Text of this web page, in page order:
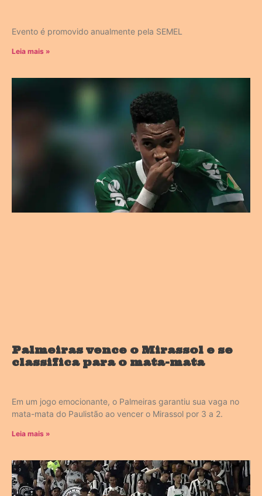
Evento é promovido anualmente pela SEMEL
Leia mais »
Palmeiras vence o Mirassol e se
classifica para o mata-mata
Em um jogo emocionante, o Palmeiras garantiu sua vaga no
mata-mata do Paulistão ao vencer o Mirassol por 3 a 2.
Leia mais »